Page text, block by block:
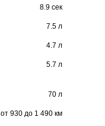
8.9 сек
7.5 л
4.7 л
5.7 л
70 л
от 930 до 1 490 км